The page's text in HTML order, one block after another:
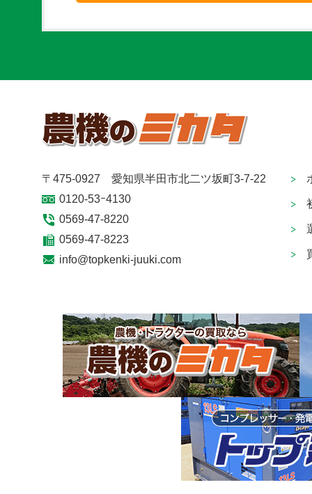
〒475-0927 愛知県半田市北二ツ坂町3-7-22
0120-53ｰ4130
0569-47-8220
0569-47-8223
info@topkenki-juuki.com